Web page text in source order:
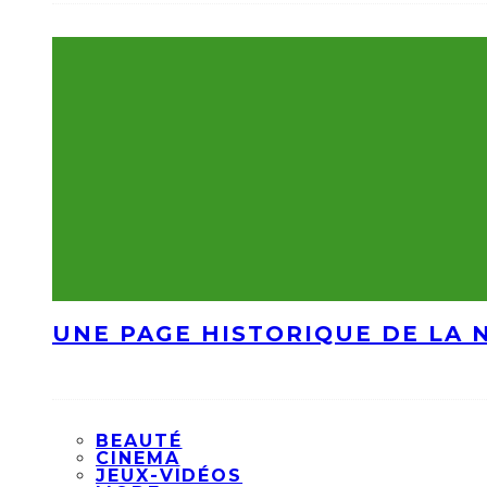
UNE PAGE HISTORIQUE DE LA
BEAUTÉ
CINEMA
JEUX-VIDÉOS